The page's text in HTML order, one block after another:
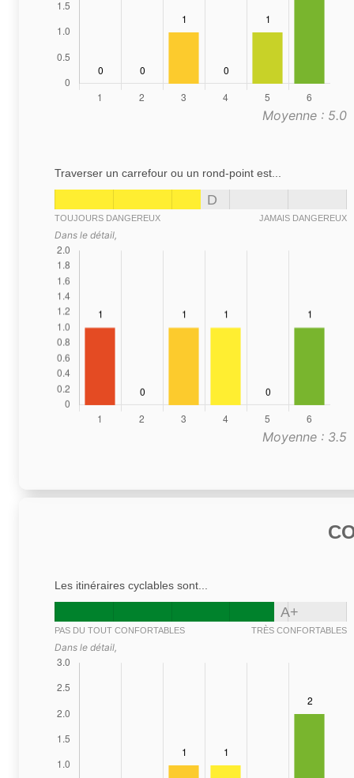
Moyenne : 5.0
Traverser un carrefour ou un rond-point est...
D
TOUJOURS DANGEREUX JAMAIS DANGEREUX
Dans le détail,
Moyenne : 3.5
Les itinéraires cyclables sont...
A+
PAS DU TOUT CONFORTABLES TRÈS CONFORTABLES
Dans le détail,